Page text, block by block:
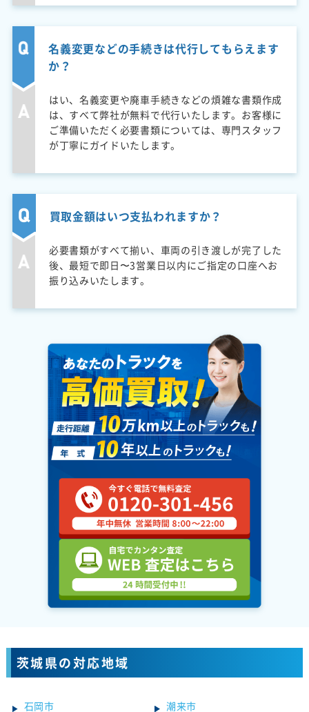
名義変更などの手続きは代行してもらえます
か？
はい、名義変更や廃車手続きなどの煩雑な書類作成
は、すべて弊社が無料で代行いたします。お客様に
ご準備いただく必要書類については、専門スタッフ
が丁寧にガイドいたします。
買取金額はいつ支払われますか？
必要書類がすべて揃い、車両の引き渡しが完了した
後、最短で即日〜3営業日以内にご指定の口座へお
振り込みいたします。
茨城県の対応地域
石岡市 潮来市